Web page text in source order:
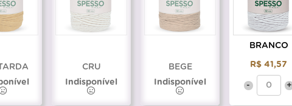
CRU
Indisponível
BEGE
Indisponível
BRANCO
R$ 41,57
- +